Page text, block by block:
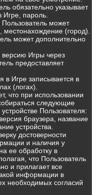
обязательно указывает
пароль.
может
местонахождение (город).
может дополнительно
Игры через
предоставляет
в Игре записывается в
(логах).
что при использовании
следующие
Пользователя:
браузера, название
устройства.
достоверности
и наличия у
ее обработку в
что Пользователь
и прилагает все
информации в
необходимых согласий